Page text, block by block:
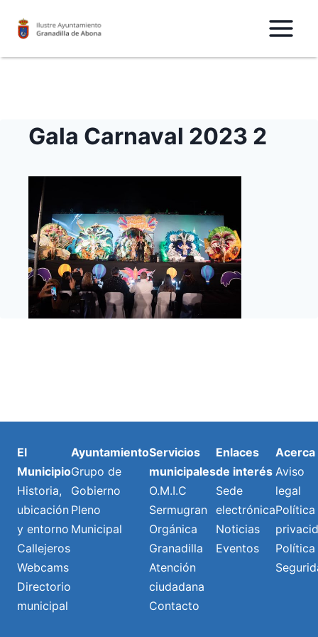
Gala Carnaval 2023 2
El
Municipio
Historia,
ubicación
y entorno
Callejeros
Webcams
Directorio
municipal
Ayuntamiento
Grupo de
Gobierno
Pleno
Municipal
Servicios
municipales
O.M.I.C
Sermugran
Orgánica
Granadilla
Atención
ciudadana
Contacto
Enlaces
de interés
Sede
electrónica
Noticias
Eventos
Acerca
Aviso
legal
Política
Política